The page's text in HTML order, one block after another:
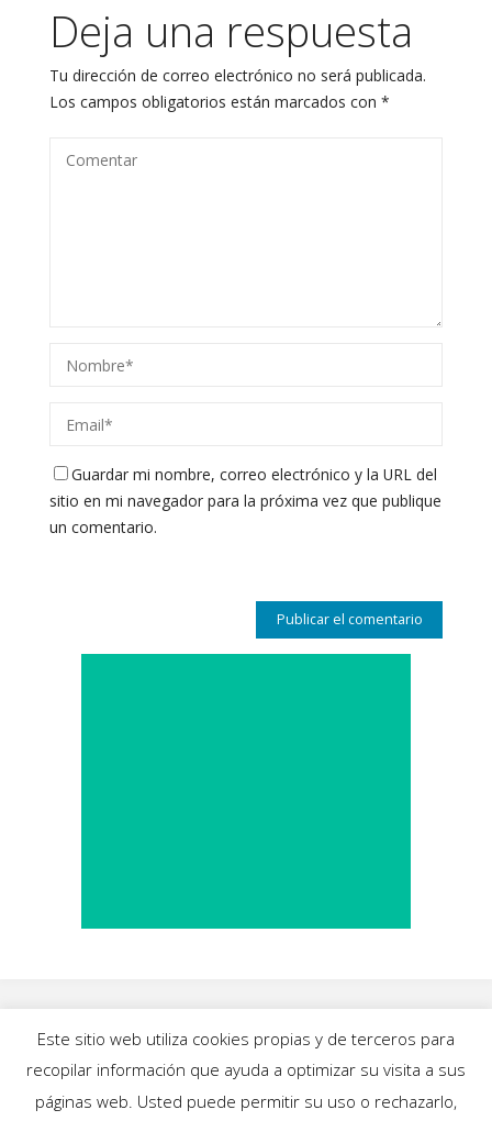
Deja una respuesta
Tu dirección de correo electrónico no será publicada.
Los campos obligatorios están marcados con *
Guardar mi nombre, correo electrónico y la URL del
sitio en mi navegador para la próxima vez que publique
un comentario.
Este sitio web utiliza cookies propias y de terceros para
recopilar información que ayuda a optimizar su visita a sus
páginas web. Usted puede permitir su uso o rechazarlo,